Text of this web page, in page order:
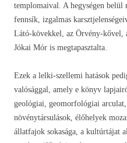
templomaival. A hegységen
fennsík, izgalmas
Látó-kövekkel, az Örvény-kővel,
Jókai Mór is megtapasztalta.
Ezek a lelki-szellemi hatások
valósággal, amely e könyv
geológiai, geomorfológiai arculat,
növénytársulások, élőhelyek
állatfajok sokasága, a kultúrtájat